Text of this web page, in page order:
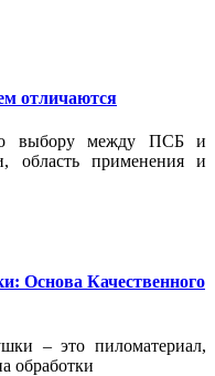
отличаются
по выбору между ПСБ и
область применения и
Основа Качественного
– это пиломатериал,
обработки